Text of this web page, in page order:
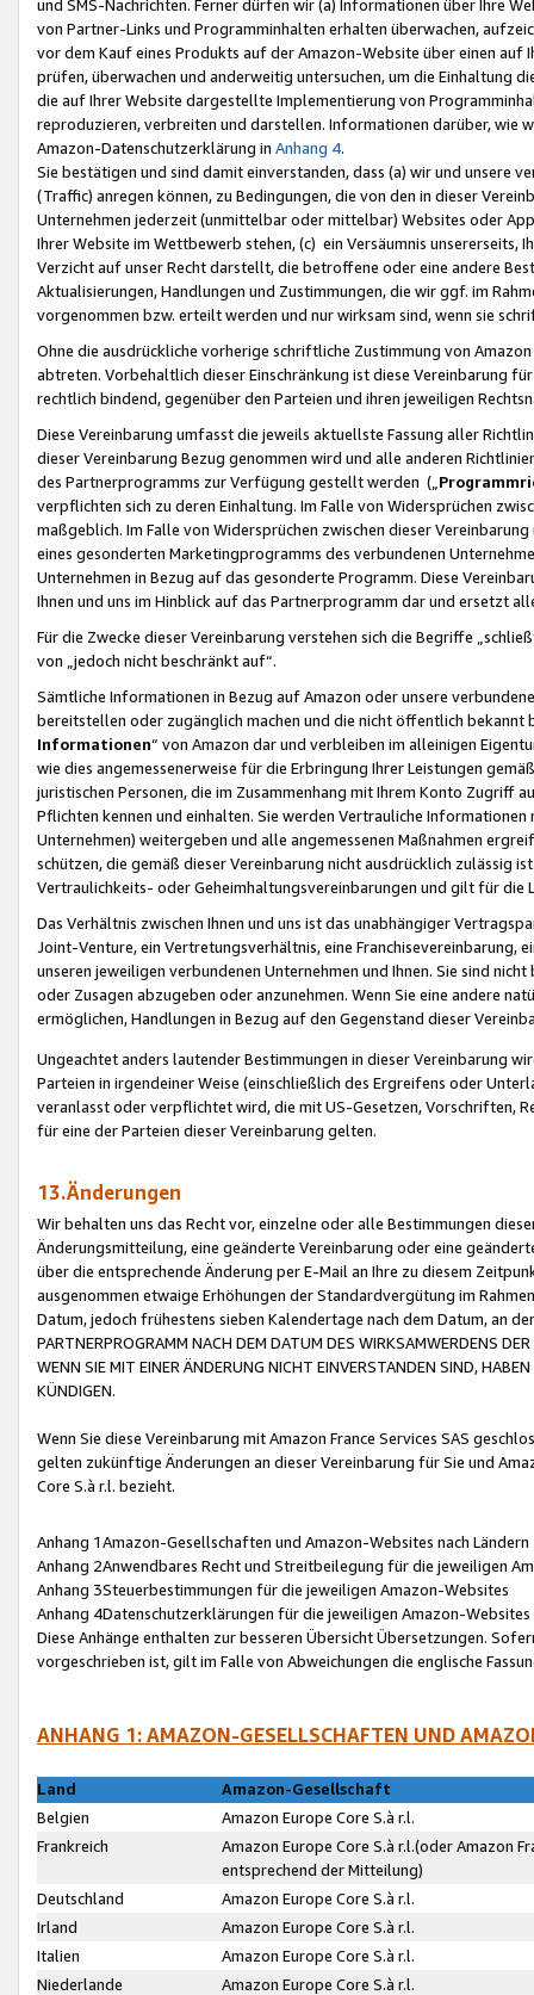
und SMS-Nachrichten. Ferner dürfen wir (a) Informationen über Ihre
von Partner-Links und Programminhalten erhalten überwachen,
vor dem Kauf eines Produkts auf der Amazon-Website über einen
prüfen, überwachen und anderweitig untersuchen, um die Einhaltung
die auf Ihrer Website dargestellte Implementierung von
reproduzieren, verbreiten und darstellen. Informationen darüber, wie
Amazon-Datenschutzerklärung in Anhang 4.
Sie bestätigen und sind damit einverstanden, dass (a) wir und
(Traffic) anregen können, zu Bedingungen, die von den in dieser
Unternehmen jederzeit (unmittelbar oder mittelbar) Websites oder
Ihrer Website im Wettbewerb stehen, (c) ein Versäumnis unsererseits,
Verzicht auf unser Recht darstellt, die betroffene oder eine andere
Aktualisierungen, Handlungen und Zustimmungen, die wir ggf. im
vorgenommen bzw. erteilt werden und nur wirksam sind, wenn sie
Ohne die ausdrückliche vorherige schriftliche Zustimmung von
abtreten. Vorbehaltlich dieser Einschränkung ist diese Vereinbarung
rechtlich bindend, gegenüber den Parteien und ihren jeweiligen
Diese Vereinbarung umfasst die jeweils aktuellste Fassung aller
dieser Vereinbarung Bezug genommen wird und alle anderen
des Partnerprogramms zur Verfügung gestellt werden („
verpflichten sich zu deren Einhaltung. Im Falle von Widersprüchen
maßgeblich. Im Falle von Widersprüchen zwischen dieser
eines gesonderten Marketingprogramms des verbundenen
Unternehmen in Bezug auf das gesonderte Programm. Diese
Ihnen und uns im Hinblick auf das Partnerprogramm dar und ersetzt
Für die Zwecke dieser Vereinbarung verstehen sich die Begriffe
von „jedoch nicht beschränkt auf“.
Sämtliche Informationen in Bezug auf Amazon oder unsere
bereitstellen oder zugänglich machen und die nicht öffentlich
Informationen“ von Amazon dar und verbleiben im alleinigen
wie dies angemessenerweise für die Erbringung Ihrer Leistungen
juristischen Personen, die im Zusammenhang mit Ihrem Konto
Pflichten kennen und einhalten. Sie werden Vertrauliche
Unternehmen) weitergeben und alle angemessenen Maßnahmen
schützen, die gemäß dieser Vereinbarung nicht ausdrücklich zulässig
Vertraulichkeits- oder Geheimhaltungsvereinbarungen und gilt für die
Das Verhältnis zwischen Ihnen und uns ist das unabhängiger
Joint-Venture, ein Vertretungsverhältnis, eine Franchisevereinbarung,
unseren jeweiligen verbundenen Unternehmen und Ihnen. Sie sind
oder Zusagen abzugeben oder anzunehmen. Wenn Sie eine andere
ermöglichen, Handlungen in Bezug auf den Gegenstand dieser
Ungeachtet anders lautender Bestimmungen in dieser Vereinbarung
Parteien in irgendeiner Weise (einschließlich des Ergreifens oder
veranlasst oder verpflichtet wird, die mit US-Gesetzen, Vorschriften,
für eine der Parteien dieser Vereinbarung gelten.
13.Änderungen
Wir behalten uns das Recht vor, einzelne oder alle Bestimmungen
Änderungsmitteilung, eine geänderte Vereinbarung oder eine
über die entsprechende Änderung per E-Mail an Ihre zu diesem
ausgenommen etwaige Erhöhungen der Standardvergütung im
Datum, jedoch frühestens sieben Kalendertage nach dem Datum, an
PARTNERPROGRAMM NACH DEM DATUM DES WIRKSAMWERDENS
WENN SIE MIT EINER ÄNDERUNG NICHT EINVERSTANDEN SIND,
KÜNDIGEN.
Wenn Sie diese Vereinbarung mit Amazon France Services SAS
gelten zukünftige Änderungen an dieser Vereinbarung für Sie und
Core S.à r.l. bezieht.
Anhang 1Amazon-Gesellschaften und Amazon-Websites nach Ländern
Anhang 2Anwendbares Recht und Streitbeilegung für die jeweiligen
Anhang 3Steuerbestimmungen für die jeweiligen Amazon-Websites
Anhang 4Datenschutzerklärungen für die jeweiligen Amazon-Websites
Diese Anhänge enthalten zur besseren Übersicht Übersetzungen.
vorgeschrieben ist, gilt im Falle von Abweichungen die englische
ANHANG 1: AMAZON-GESELLSCHAFTEN UND
Land
Amazon-Gesellschaft
Belgien
Amazon Europe Core S.à r.l.
Frankreich
Amazon Europe Core S.à r.l.(oder Amazon
entsprechend der Mitteilung)
Deutschland
Amazon Europe Core S.à r.l.
Irland
Amazon Europe Core S.à r.l.
Italien
Amazon Europe Core S.à r.l.
Niederlande
Amazon Europe Core S.à r.l.